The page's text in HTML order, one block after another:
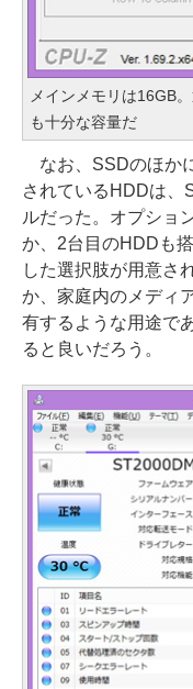
メインメモリは16GB
も十分な容量だ
なお、SSDのほか
されているHDDは、
ルだった。オプショ
か、2台目のHDDも
した選択肢が用意さ
か、家庭内のメディ
有するような用途で
ると良いだろう。